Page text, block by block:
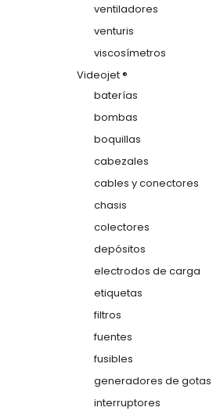
ventiladores
venturis
viscosímetros
Videojet ®
baterías
bombas
boquillas
cabezales
cables y conectores
chasis
colectores
depósitos
electrodos de carga
etiquetas
filtros
fuentes
fusibles
generadores de gotas
interruptores